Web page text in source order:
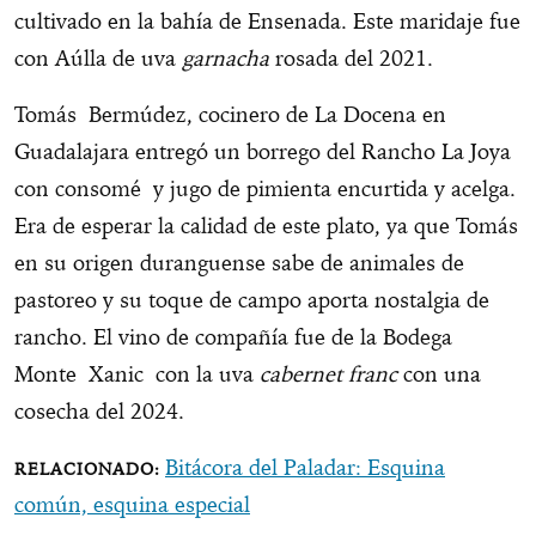
cultivado en la bahía de Ensenada. Este maridaje fue
con Aúlla de uva garnacha rosada del 2021.
Tomás Bermúdez, cocinero de La Docena en
Guadalajara entregó un borrego del Rancho La Joya
con consomé y jugo de pimienta encurtida y acelga.
Era de esperar la calidad de este plato, ya que Tomás
en su origen duranguense sabe de animales de
pastoreo y su toque de campo aporta nostalgia de
rancho. El vino de compañía fue de la Bodega
Monte Xanic con la uva cabernet franccon una
cosecha del 2024.
Bitácora del Paladar: Esquina
común, esquina especial